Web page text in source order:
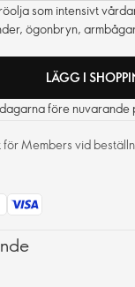
som intensivt
ögonbryn,
LÄGG I
före nuvarande
för Members vid